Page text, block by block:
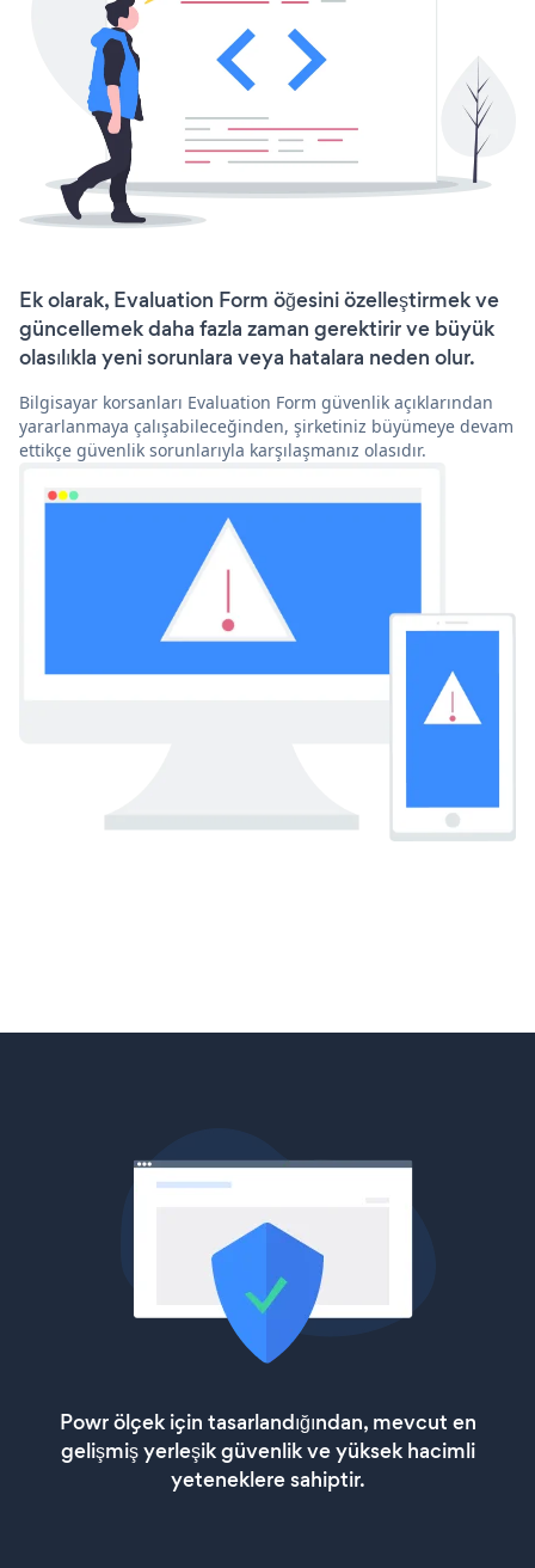
Ek olarak, Evaluation Form öğesini özelleştirmek ve
güncellemek daha fazla zaman gerektirir ve büyük
olasılıkla yeni sorunlara veya hatalara neden olur.
Bilgisayar korsanları Evaluation Form güvenlik açıklarından
yararlanmaya çalışabileceğinden, şirketiniz büyümeye devam
ettikçe güvenlik sorunlarıyla karşılaşmanız olasıdır.
Powr ölçek için tasarlandığından, mevcut en
gelişmiş yerleşik güvenlik ve yüksek hacimli
yeteneklere sahiptir.